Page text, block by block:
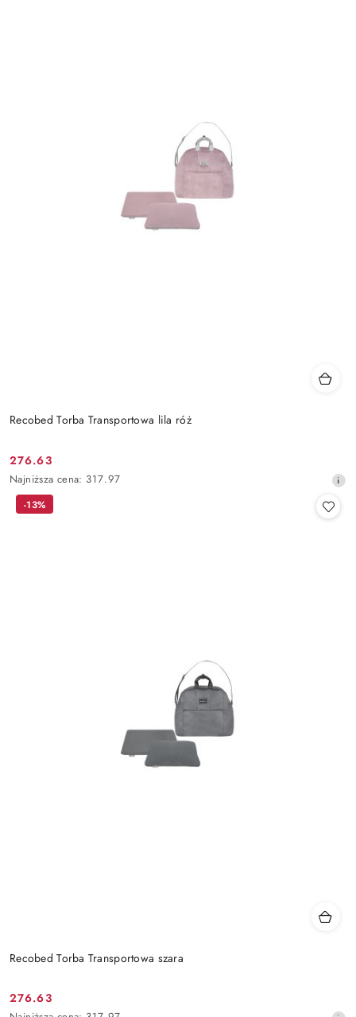
Recobed Torba Transportowa lila róż
Cena
promocyjna:
276.63
Najniższa
cena
Najniższa cena: 317.97
Recobed Torba Transportowa szara
Cena
276.63
-13%